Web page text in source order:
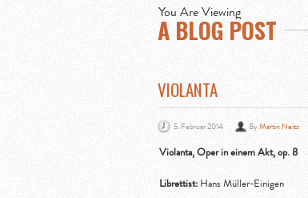
You Are Viewing
A BLOG POST
VIOLANTA
5. Februar 2014 ByMartin Neitz
Violanta, Oper in einem Akt, op. 8
Librettist: Hans Müller-Einigen